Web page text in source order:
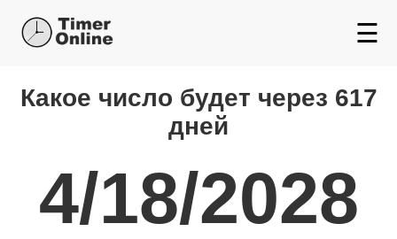
☰
Какой день будет через
Какое число будет через 617
дней
4/18/2028